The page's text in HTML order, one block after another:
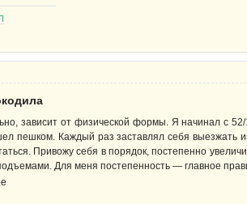
зависит от физической формы. Я начинал с
пешком. Каждый раз заставлял себя выезжать
Привожу себя в порядок, постепенно
Для меня постепенность — главное